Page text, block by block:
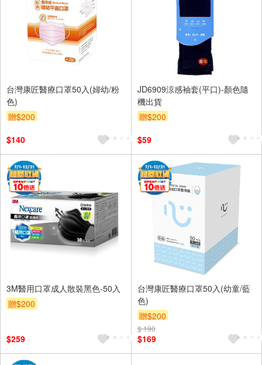
台灣康匠醫療口罩50入(婦幼/粉
色)
贈$200
$140
JD6909涼感袖套(平口)-顏色隨
機出貨
贈$200
$59
3M醫用口罩成人散裝黑色-50入
贈$200
$259
台灣康匠醫療口罩50入(幼童/藍
色)
贈$200
$ 190
$169